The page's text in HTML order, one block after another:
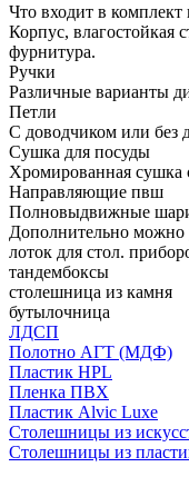
Что входит в комплект
Корпус, влагостойкая
фурнитура.
Ручки
Различные варианты
Петли
С доводчиком или без
Сушка для посуды
Хромированная
Направляющие пвш
Полновыдвижные
Дополнительно можно
лоток для стол.
тандембоксы
столешница из камня
бутылочница
ЛДСП
Полотно АГТ (МДФ)
Пластик HPL
Пленка ПВХ
Пластик Alvic Luxe
Столешницы из
Столешницы из